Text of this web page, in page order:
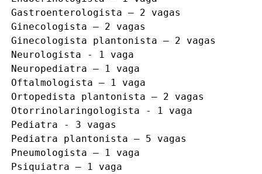
Gastroenterologista – 2 vagas
Ginecologista – 2 vagas
Ginecologista plantonista – 2 vagas
Neurologista - 1 vaga
Neuropediatra – 1 vaga
Oftalmologista – 1 vaga
Ortopedista plantonista – 2 vagas
Otorrinolaringologista - 1 vaga
Pediatra - 3 vagas
Pediatra plantonista – 5 vagas
Pneumologista – 1 vaga
Psiquiatra – 1 vaga